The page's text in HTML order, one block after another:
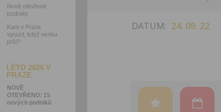
Nově otevřené
podniky
Kam v Praze
vyrazit, když venku
prší?
LÉTO 2026 V
PRAZE
NOVĚ
OTEVŘENO: 15
nových podniků
DATUM: 24. 09. 22